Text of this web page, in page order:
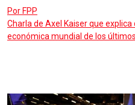
Por FPP
Charla de Axel Kaiser que
económica mundial de los